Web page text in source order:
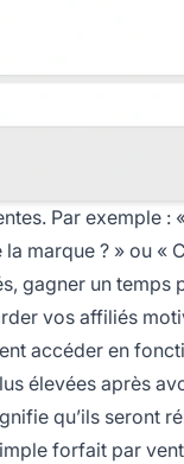
Par exemple :
marque ? » ou «
gagner un temps
vos affiliés
accéder en
élevées après
qu’ils seront
forfait par